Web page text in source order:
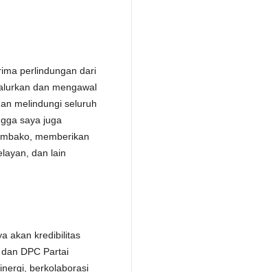
perlindungan dari
dan mengawal
melindungi seluruh
saya juga
memberikan
dan lain
akan kredibilitas
DPC Partai
berkolaborasi